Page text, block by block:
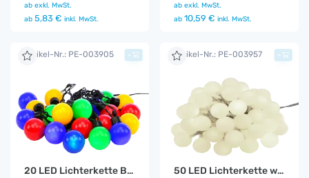
ab exkl. MwSt.
ab 5,83 € inkl. MwSt.
ab exkl. MwSt.
ab 10,59 € inkl. MwSt.
Artikel-Nr.: PE-003905
20 LED Lichterkette Bunt
+ Artikel-Nr.: PE-003957
50 LED Lichterkette warm - weiß
+